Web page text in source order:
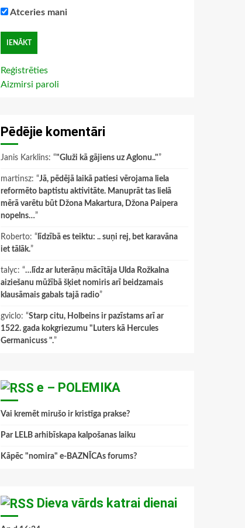
Atceries mani
Reģistrēties
Aizmirsi paroli
Pēdējie komentāri
Janis Karklins: “"Gluži kā gājiens uz Aglonu.."”
martinsz: “Jā, pēdējā laikā patiesi vērojama liela
reformēto baptistu aktivitāte. Manuprāt tas lielā
mērā varētu būt Džona Makartura, Džona Paipera
nopelns…”
Roberto: “ līdzībā es teiktu: .. suņi rej, bet karavāna
iet tālāk.”
talyc: “…līdz ar luterāņu mācītāja Ulda Rožkalna
aiziešanu mūžībā šķiet nomiris arī beidzamais
klausāmais gabals tajā radio”
gviclo: “Starp citu, Holbeins ir pazīstams arī ar
1522. gada kokgriezumu "Luters kā Hercules
Germanicuss ".”
e – POLEMIKA
Vai kremēt mirušo ir kristīga prakse?
Par LELB arhibīskapa kalpošanas laiku
Kāpēc "nomira" e-BAZNĪCAs forums?
Dieva vārds katrai dienai